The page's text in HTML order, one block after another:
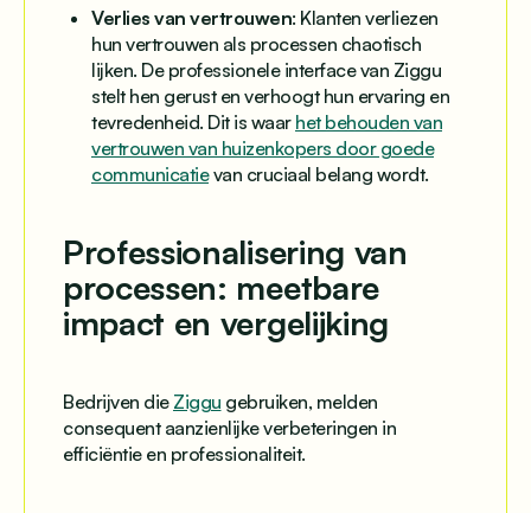
Verlies van vertrouwen: Klanten verliezen
hun vertrouwen als processen chaotisch
lijken. De professionele interface van Ziggu
stelt hen gerust en verhoogt hun ervaring en
tevredenheid. Dit is waar het behouden van
vertrouwen van huizenkopers door goede
communicatievan cruciaal belang wordt.
Professionalisering van
processen: meetbare
impact en vergelijking
Bedrijven die Ziggu gebruiken, melden
consequent aanzienlijke verbeteringen in
efficiëntie en professionaliteit.